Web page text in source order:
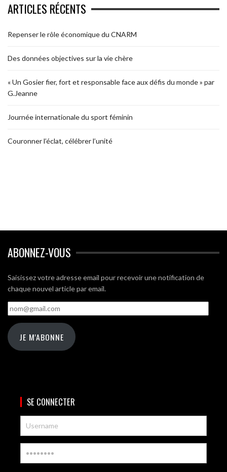
ARTICLES RÉCENTS
Repenser le rôle économique du CNARM
Des données objectives sur la vie chère
« Un Gosier fier, fort et responsable face aux défis du monde » par
G.Jeanne
Journée internationale du sport féminin
Couronner l’éclat, célébrer l’unité
ABONNEZ-VOUS
Saisissez votre adresse email pour recevoir une notification de
chaque nouvel article par email.
nom@gmail.com
JE M'ABONNE
SE CONNECTER